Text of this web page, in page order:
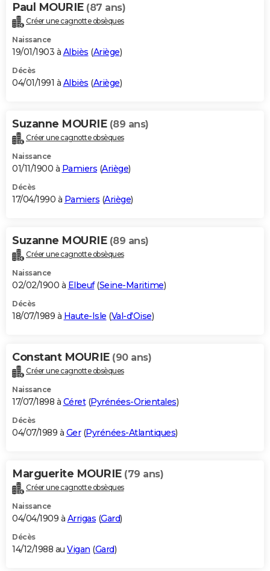
Paul MOURIE (87 ans)
Créer une cagnotte obsèques
Naissance
19/01/1903 à Albiès (Ariège)
Décès
04/01/1991 à Albiès (Ariège)
Suzanne MOURIE (89 ans)
Créer une cagnotte obsèques
Naissance
01/11/1900 à Pamiers (Ariège)
Décès
17/04/1990 à Pamiers (Ariège)
Suzanne MOURIE (89 ans)
Créer une cagnotte obsèques
Naissance
02/02/1900 à Elbeuf(Seine-Maritime)
Décès
18/07/1989 à Haute-Isle (Val-d'Oise)
Constant MOURIE (90 ans)
Créer une cagnotte obsèques
Naissance
17/07/1898 à Céret(Pyrénées-Orientales)
Décès
04/07/1989 à Ger(Pyrénées-Atlantiques)
Marguerite MOURIE (79 ans)
Créer une cagnotte obsèques
Naissance
04/04/1909 à Arrigas (Gard)
Décès
14/12/1988 au Vigan (Gard)